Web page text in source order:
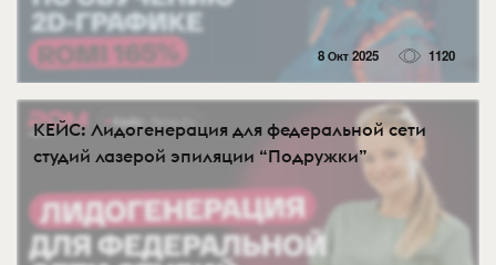
8 Окт 2025 1120
КЕЙС: Лидогенерация для федеральной сети
студий лазерой эпиляции “Подружки”